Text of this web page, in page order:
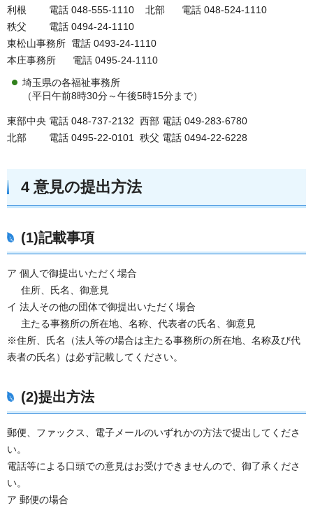
利根 電話 048-555-1110 北部 電話 048-524-1110
秩父 電話 0494-24-1110
東松山事務所 電話 0493-24-1110
本庄事務所 電話 0495-24-1110
埼玉県の各福祉事務所
（平日午前8時30分～午後5時15分まで）
東部中央 電話 048-737-2132 西部 電話 049-283-6780
北部 電話 0495-22-0101 秩父 電話 0494-22-6228
4 意見の提出方法
(1)記載事項
ア 個人で御提出いただく場合
住所、氏名、御意見
イ 法人その他の団体で御提出いただく場合
主たる事務所の所在地、名称、代表者の氏名、御意見
※住所、氏名（法人等の場合は主たる事務所の所在地、名称及び代
表者の氏名）は必ず記載してください。
(2)提出方法
郵便、ファックス、電子メールのいずれかの方法で提出してくださ
い。
電話等による口頭での意見はお受けできませんので、御了承くださ
い。
ア 郵便の場合